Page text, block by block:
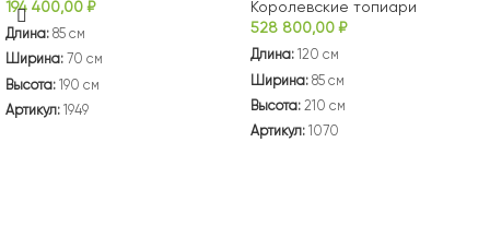
194 400,00₽
Длина: 85 см
Ширина: 70 см
Высота: 190 см
Артикул: 1949
Королевские топиари
528 800,00₽
Длина: 120 см
Ширина: 85 см
Высота: 210 см
Артикул: 1070